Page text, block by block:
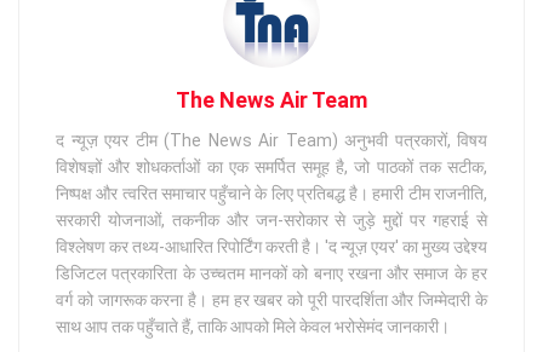
The News Air Team
द न्यूज़ एयर टीम (The News Air Team) अनुभवी पत्रकारों, विषय
विशेषज्ञों और शोधकर्ताओं का एक समर्पित समूह है, जो पाठकों तक सटीक,
निष्पक्ष और त्वरित समाचार पहुँचाने के लिए प्रतिबद्ध है। हमारी टीम राजनीति,
सरकारी योजनाओं, तकनीक और जन-सरोकार से जुड़े मुद्दों पर गहराई से
विश्लेषण कर तथ्य-आधारित रिपोर्टिंग करती है। 'द न्यूज़ एयर' का मुख्य उद्देश्य
डिजिटल पत्रकारिता के उच्चतम मानकों को बनाए रखना और समाज के हर
वर्ग को जागरूक करना है। हम हर खबर को पूरी पारदर्शिता और जिम्मेदारी के
साथ आप तक पहुँचाते हैं, ताकि आपको मिले केवल भरोसेमंद जानकारी।